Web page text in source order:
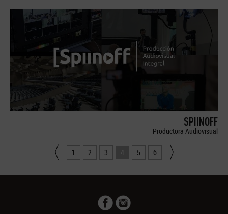
SPIINOFF
Productora Audiovisual
1 2 3 4 5 6